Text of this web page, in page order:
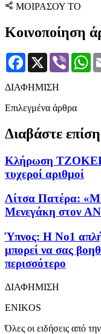
ΜΟΙΡΑΣΟΥ ΤΟ
Κοινοποίηση
Facebook
X Viber
ΔΙΑΦΗΜΙΣΗ
Επιλεγμένα άρθρα
Διαβάστε
Κλήρωση ΤΖΟΚΕΡ
τυχεροί αριθμοί
Λίτσα Πατέρα:
Μενεγάκη στον
Ύπνος: Η Νο1
μπορεί να σας
περισσότερο
ΔΙΑΦΗΜΙΣΗ
ENIKOS
Όλες οι ειδήσεις από